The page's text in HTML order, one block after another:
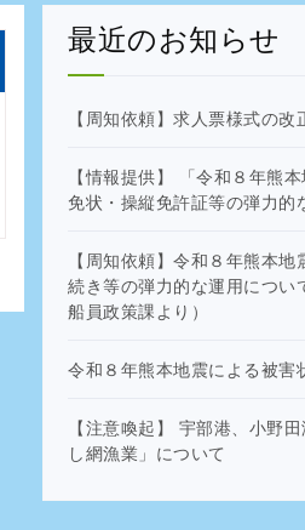
最近のお知らせ
【周知依頼】求人票様式の改
【情報提供】 「令和８年熊
免状・操縦免許証等の弾力的
【周知依頼】令和８年熊本
続き等の弾力的な運用につい
船員政策課より）
令和８年熊本地震による被害
【注意喚起】 宇部港、小野
し網漁業」について